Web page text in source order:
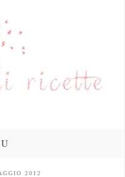
2012